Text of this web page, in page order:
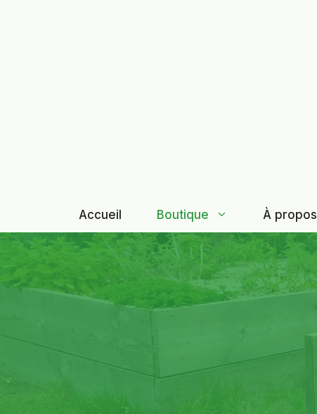
Accueil Boutique À propos